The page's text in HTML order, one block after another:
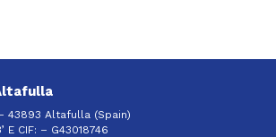
43893 Altafulla (Spain)
E CIF: – G43018746